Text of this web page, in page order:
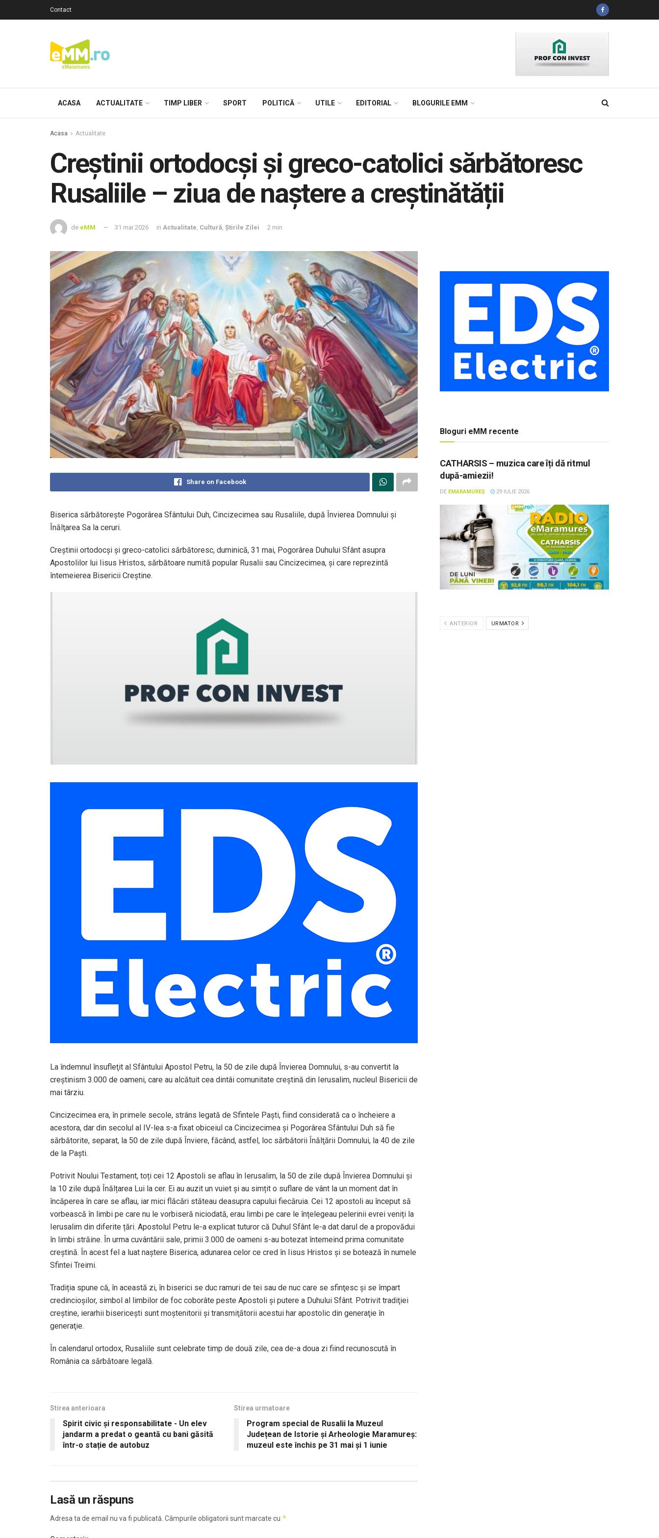
Contact
ACASA ACTUALITATE TIMP LIBER SPORT POLITICĂ UTILE EDITORIAL BLOGURILE EMM
Acasa Actualitate
Creștinii ortodocși și greco-catolici sărbătoresc
Rusaliile – ziua de naștere a creștinătății
de eMM 31 mai 2026 in Actualitate, Cultură, Știrile Zilei 2 min
Share on Facebook
Biserica sărbătoreşte Pogorârea Sfântului Duh, Cincizecimea sau Rusaliile, după Învierea Domnului şi
Înălţarea Sa la ceruri.
Creștinii ortodocși și greco-catolici sărbătoresc, duminică, 31 mai, Pogorârea Duhului Sfânt asupra
Apostolilor lui Iisus Hristos, sărbătoare numită popular Rusalii sau Cincizecimea, și care reprezintă
întemeierea Bisericii Creştine.
La îndemnul însufleţit al Sfântului Apostol Petru, la 50 de zile după Învierea Domnului, s-au convertit la
creştinism 3.000 de oameni, care au alcătuit cea dintâi comunitate creştină din Ierusalim, nucleul Bisericii de
mai târziu.
Cincizecimea era, în primele secole, strâns legată de Sfintele Paşti, fiind considerată ca o încheiere a
acestora, dar din secolul al IV-lea s-a fixat obiceiul ca Cincizecimea şi Pogorârea Sfântului Duh să fie
sărbătorite, separat, la 50 de zile după Înviere, făcând, astfel, loc sărbătorii Înălţării Domnului, la 40 de zile
de la Paști.
Potrivit Noului Testament, toți cei 12 Apostoli se aflau în Ierusalim, la 50 de zile după Învierea Domnului și
la 10 zile după Înălțarea Lui la cer. Ei au auzit un vuiet și au simțit o suflare de vânt la un moment dat în
încăperea în care se aflau, iar mici flăcări stăteau deasupra capului fiecăruia. Cei 12 apostoli au început să
vorbească în limbi pe care nu le vorbiseră niciodată, erau limbi pe care le înțelegeau pelerinii evrei veniți la
Ierusalim din diferite țări. Apostolul Petru le-a explicat tuturor că Duhul Sfânt le-a dat darul de a propovădui
în limbi străine. În urma cuvântării sale, primii 3.000 de oameni s-au botezat întemeind prima comunitate
creștină. În acest fel a luat naștere Biserica, adunarea celor ce cred în Iisus Hristos și se botează în numele
Sfintei Treimi.
Tradiția spune că, în această zi, în biserici se duc ramuri de tei sau de nuc care se sfinţesc şi se împart
credincioşilor, simbol al limbilor de foc coborâte peste Apostoli şi putere a Duhului Sfânt. Potrivit tradiţiei
creştine, ierarhii bisericeşti sunt moştenitorii şi transmiţătorii acestui har apostolic din generaţie în
generaţie.
În calendarul ortodox, Rusaliile sunt celebrate timp de două zile, cea de-a doua zi fiind recunoscută în
România ca sărbătoare legală.
Stirea anterioara
Spirit civic și responsabilitate - Un elev
jandarm a predat o geantă cu bani găsită
într-o stație de autobuz
Stirea urmatoare
Program special de Rusalii la Muzeul
Județean de Istorie și Arheologie Maramureș:
muzeul este închis pe 31 mai și 1 iunie
Lasă un răspuns
Adresa ta de email nu va fi publicată. Câmpurile obligatorii sunt marcate cu *
Bloguri eMM recente
CATHARSIS – muzica care îți dă ritmul
după-amiezii!
DE EMARAMUREȘ 29 IULIE 2026
ANTERIOR URMATOR